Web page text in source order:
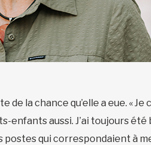
la chance qu’elle a eue. «
enfants aussi. J’ai toujours
qui correspondaient à